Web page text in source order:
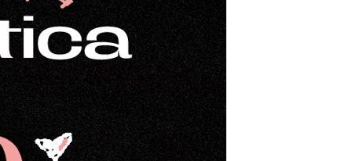
formatos:
(pieza entera)
de oveja